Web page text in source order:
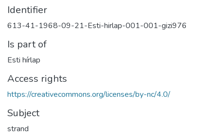
Identifier
613-41-1968-09-21-Esti-hirlap-001-001-gizi976
Is part of
Esti hírlap
Access rights
https://creativecommons.org/licenses/by-nc/4.0/
Subject
strand